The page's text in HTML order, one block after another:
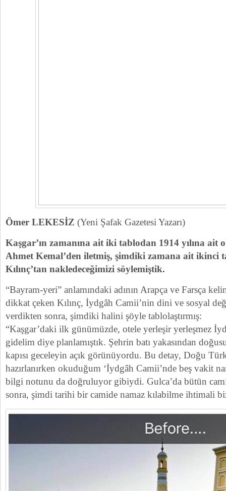
Ömer LEKESİZ (Yeni Şafak Gazetesi Yazarı)
Kaşgar’ın zamanına ait iki tablodan 1914 yılına ait
Ahmet Kemal’den iletmiş, şimdiki zamana ait ikinci
Kılınç’tan nakledeceğimizi söylemiştik.
“Bayram-yeri” anlamındaki adının Arapça ve Farsça
dikkat çeken Kılınç, İydgâh Camii’nin dini ve sosyal
verdikten sonra, şimdiki halini şöyle tablolaştırmış:
“Kaşgar’daki ilk günümüzde, otele yerleşir yerleşmez
gidelim diye planlamıştık. Şehrin batı yakasından
kapısı geceleyin açık görünüyordu. Bu detay, Doğu
hazırlanırken okuduğum ‘İydgâh Camii’nde beş vakit
bilgi notunu da doğruluyor gibiydi. Gulca’da bütün
sonra, şimdi tarihi bir camide namaz kılabilme ihtimali